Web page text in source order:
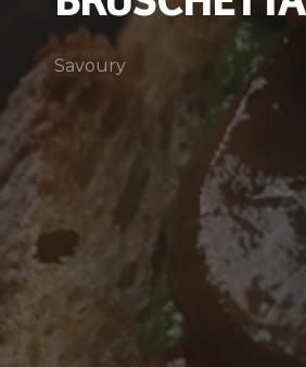
Savoury